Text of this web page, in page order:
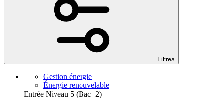
Filtres
Gestion énergie
Énergie renouvelable
Entrée Niveau 5 (Bac+2)